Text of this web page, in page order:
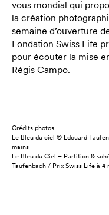
vous mondial qui
la création
semaine d’ouverture
Fondation Swiss Life
pour écouter la mise
Régis Campo.
Crédits photos
Le Bleu du ciel © Edouard
mains
Le Bleu du Ciel – Partition &
Taufenbach / Prix Swiss Life à 4